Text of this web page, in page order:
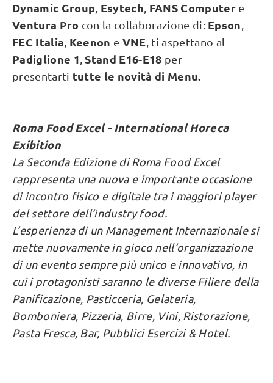
Dynamic Group Esytech FANS Computer e
Ventura Pro con la collaborazione di: Epson
FEC Italia Keenon e VNE , ti aspettano al
Padiglione 1 Stand E16-E18 per
presentarti tutte le novità di Menu.
Roma Food Excel - International Horeca
Exibition
La Seconda Edizione di Roma Food Excel
rappresenta una nuova e importante occasione
di incontro fisico e digitale tra i maggiori player
del settore dell’industry food.
L’esperienza di un Management Internazionale si
mette nuovamente in gioco nell’organizzazione
di un evento sempre più unico e innovativo, in
cui i protagonisti saranno le diverse Filiere della
Panificazione, Pasticceria, Gelateria,
Bomboniera, Pizzeria, Birre, Vini, Ristorazione,
Pasta Fresca, Bar, Pubblici Esercizi & Hotel.